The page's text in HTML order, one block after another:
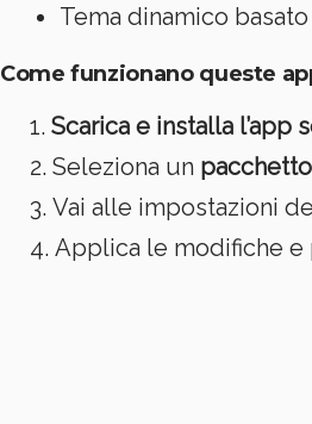
Tema dinamico
Come funzionano queste
Scarica e installa l’app
Seleziona un
Vai alle impostazioni
Applica le modifiche